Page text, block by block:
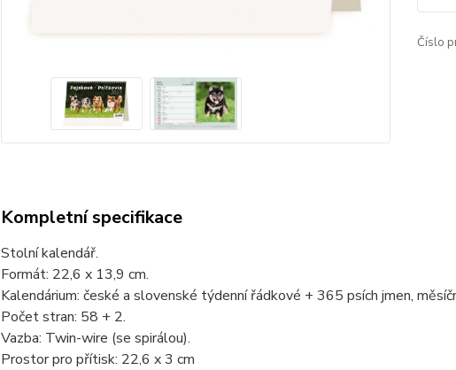
Číslo
Kompletní specifikace
Stolní kalendář.
Formát: 22,6 x 13,9 cm.
Kalendárium: české a slovenské týdenní řádkové + 365 psích jmen,
Počet stran: 58 + 2.
Vazba: Twin-wire (se spirálou).
Prostor pro přítisk: 22,6 x 3 cm